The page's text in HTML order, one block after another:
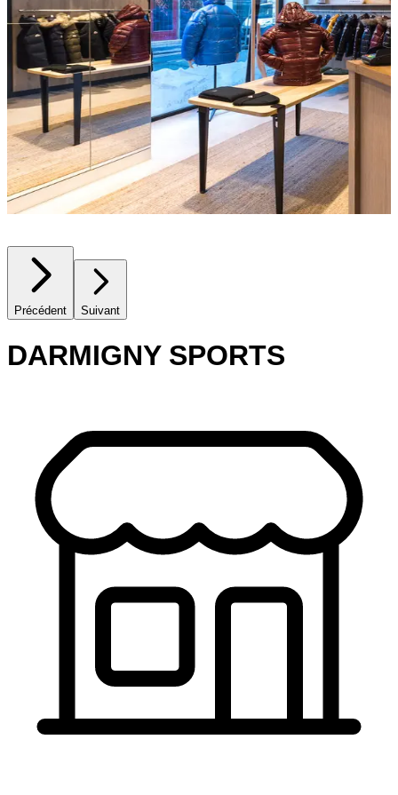
Précédent Suivant
DARMIGNY SPORTS